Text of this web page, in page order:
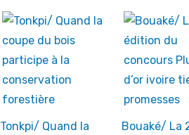
Tonkpi/ Quand la
Bouaké/ La